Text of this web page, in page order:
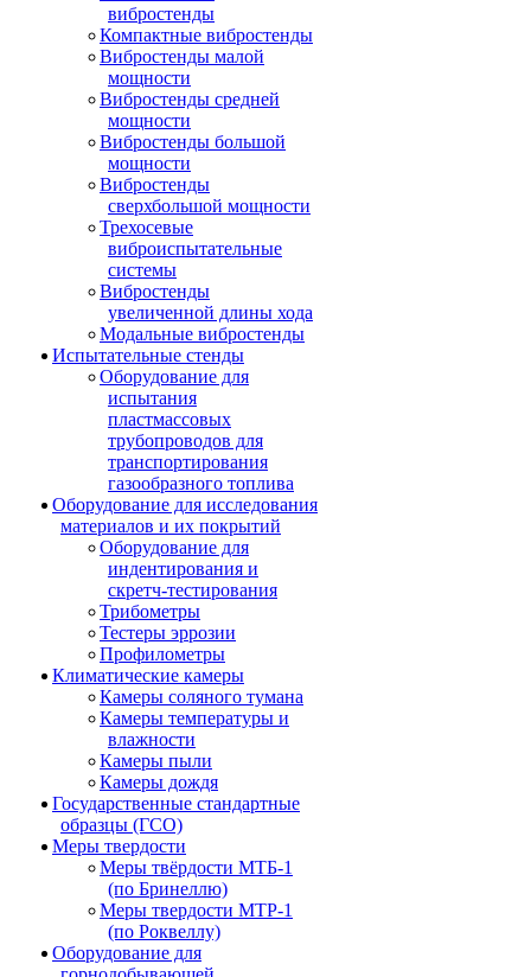
вибростенды
Компактные вибростенды
Вибростенды малой
мощности
Вибростенды средней
мощности
Вибростенды большой
мощности
Вибростенды
сверхбольшой мощности
Трехосевые
виброиспытательные
системы
Вибростенды
увеличенной длины хода
Модальные вибростенды
Испытательные стенды
Оборудование для
испытания
пластмассовых
трубопроводов для
транспортирования
газообразного топлива
Оборудование для исследования
материалов и их покрытий
Оборудование для
индентирования и
скретч-тестирования
Трибометры
Тестеры эррозии
Профилометры
Климатические камеры
Камеры соляного тумана
Камеры температуры и
влажности
Камеры пыли
Камеры дождя
Государственные стандартные
образцы (ГСО)
Меры твердости
Меры твёрдости МТБ-1
(по Бринеллю)
Меры твердости МТР-1
(по Роквеллу)
Оборудование для